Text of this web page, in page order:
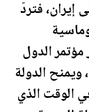
إيران، فتردّ
الدول
ويمنح الدولة
الوقت الذي